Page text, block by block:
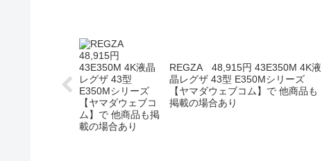
REGZA 48,915円 43E350M 4K液
晶レグザ 43型 E350Mシリーズ
【ヤマダウェブコム】で 他商品も
掲載の場合あり